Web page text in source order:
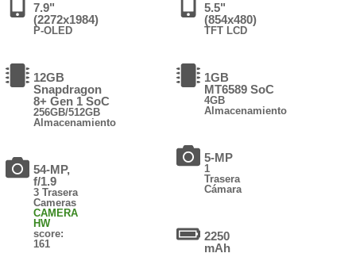
7.9"
(2272x1984)
P-OLED
12GB
Snapdragon
8+ Gen 1 SoC
256GB/512GB
Almacenamiento
54-MP,
f/1.9
3 Trasera
Cameras
CAMERA
HW
score:
161
5.5"
(854x480)
TFT LCD
1GB
MT6589 SoC
4GB
Almacenamiento
5-MP
1
Trasera
Cámara
2250
mAh